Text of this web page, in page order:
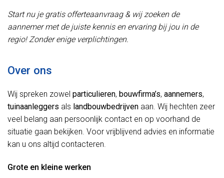
Start nu je gratis offerteaanvraag & wij zoeken de
aannemer met de juiste kennis en ervaring bij jou in de
regio! Zonder enige verplichtingen.
Over ons
Wij spreken zowel particulieren, bouwfirma’s, aannemers,
tuinaanleggers als landbouwbedrijven aan. Wij hechten zeer
veel belang aan persoonlijk contact en op voorhand de
situatie gaan bekijken. Voor vrijblijvend advies en informatie
kan u ons altijd contacteren.
Grote en kleine werken